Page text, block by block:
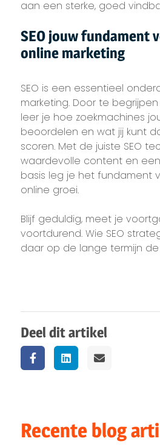
aan een sterke, goed
SEO jouw fundament
online marketing
SEO is een essentieel
marketing. Door te begrijpen
leer je hoe zoekmachines
beoordelen en wat jij kunt
scoren. Met de juiste SEO
waardevolle content en
basis leg je het fundament
online groei.
Blijf geduldig, meet je
voortdurend. Wie SEO
daar op de lange termijn
Deel dit artikel
Recente blog